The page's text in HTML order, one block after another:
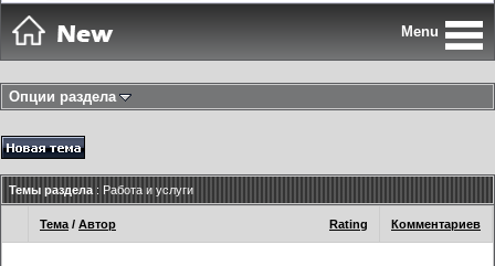
Menu
Опции раздела
Темы раздела : Работа и услуги
Rating
Тема / Автор Комментариев